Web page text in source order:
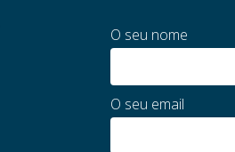
O seu nome
O seu email